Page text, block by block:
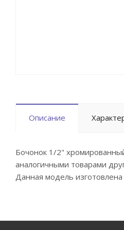
Описание
Бочонок 1/2"
аналогичными товарами
Данная модель